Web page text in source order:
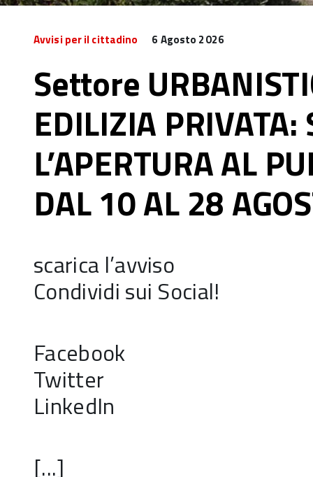
Avvisi per il cittadino 6 Agosto 2026
Settore
EDILIZIA PRIVATA:
L’APERTURA AL
DAL 10 AL 28
scarica l’avviso
Condividi sui Social!
Facebook
Twitter
LinkedIn
[...]